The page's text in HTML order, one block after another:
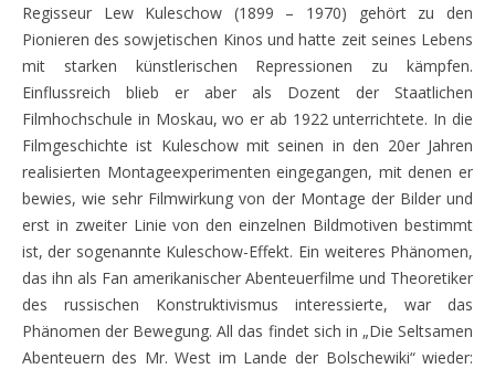
Regisseur Lew Kuleschow (1899 – 1970) gehört zu den
Pionieren des sowjetischen Kinos und hatte zeit seines Lebens
mit starken künstlerischen Repressionen zu kämpfen.
Einflussreich blieb er aber als Dozent der Staatlichen
Filmhochschule in Moskau, wo er ab 1922 unterrichtete. In die
Filmgeschichte ist Kuleschow mit seinen in den 20er Jahren
realisierten Montageexperimenten eingegangen, mit denen er
bewies, wie sehr Filmwirkung von der Montage der Bilder und
erst in zweiter Linie von den einzelnen Bildmotiven bestimmt
ist, der sogenannte Kuleschow-Effekt. Ein weiteres Phänomen,
das ihn als Fan amerikanischer Abenteuerfilme und Theoretiker
des russischen Konstruktivismus interessierte, war das
Phänomen der Bewegung. All das findet sich in „Die Seltsamen
Abenteuern des Mr. West im Lande der Bolschewiki“ wieder: